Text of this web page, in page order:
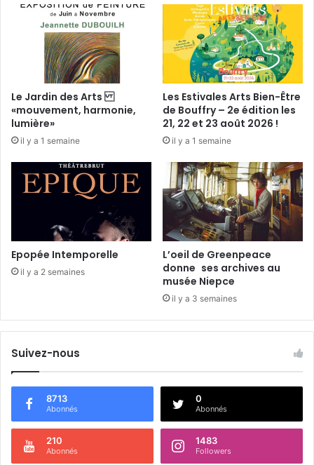
e
Le Jardin des Arts
«mouvement, harmonie,
lumière»
il y a 1 semaine
Les Estivales Arts Bien-Être
de Bouffry – 2e édition les
21, 22 et 23 août 2026 !
il y a 1 semaine
Epopée Intemporelle
il y a 2 semaines
L’oeil de Greenpeace
donne ses archives au
musée Niepce
il y a 3 semaines
Suivez-nous
8713
Abonnés
0
Abonnés
210
Abonnés
1483
Followers